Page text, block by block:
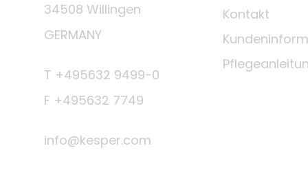
34508 Willingen
GERMANY
T +495632 9499-0
F +495632 7749
info@kesper.com
Kontakt